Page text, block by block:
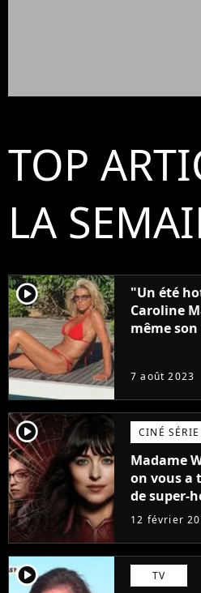
TOP
LA
player2
"Un été
Caroline
même
7 août 2023
player2 CINÉ SÉRIE
Madame
on vous a
de super-
12 février
player2 TV